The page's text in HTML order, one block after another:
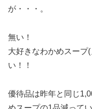
が・・・。
無い！
大好きなわかめスープ
い！！
優待品は昨年と同じ